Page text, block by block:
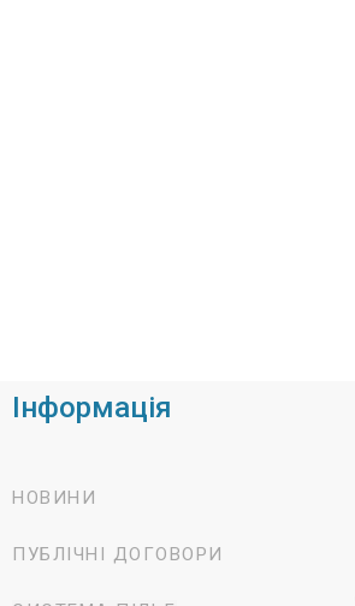
Інформація
НОВИНИ
ПУБЛІЧНІ ДОГОВОРИ